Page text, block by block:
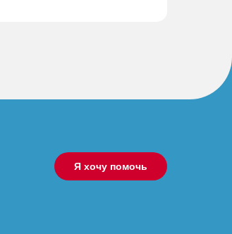
Я хочу помочь